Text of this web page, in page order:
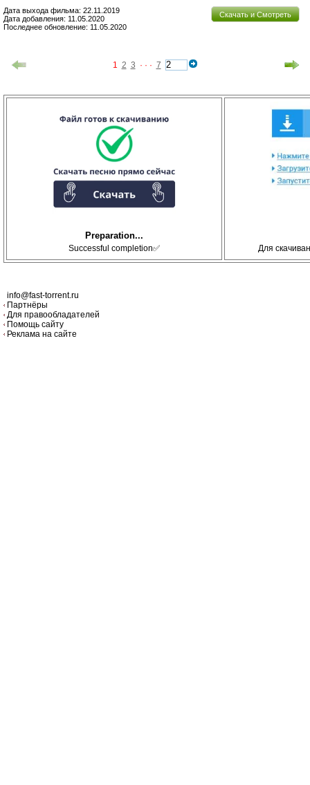
Скачать и Смотреть
Дата выхода фильма: 22.11.2019
Дата добавления: 11.05.2020
Последнее обновление: 11.05.2020
1 2 3 · · · 7
Preparation...
Successful completion✅ Для
info@fast-torrent.ru
Партнёры
Для правообладателей
Помощь сайту
Реклама на сайте